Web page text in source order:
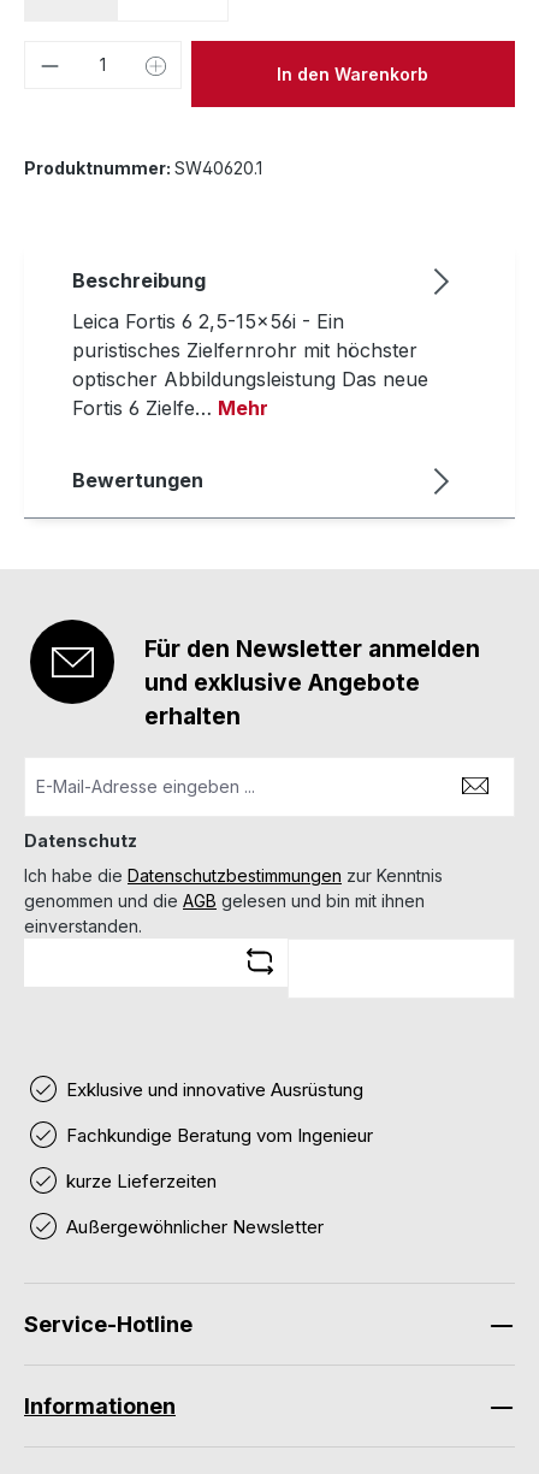
Produkt Anzahl: Gib denIn den Warenkorb
Produktnummer: SW40620.1
Beschreibung
Leica Fortis 6 2,5-15x56i - Ein
puristisches Zielfernrohr mit höchster
optischer Abbildungsleistung Das neue
Fortis 6 Zielfe… Mehr
Bewertungen
Für den Newsletter anmelden
und exklusive Angebote
erhalten
Datenschutz
Ich habe die Datenschutzbestimmungen zur Kenntnis
genommen und die AGB gelesen und bin mit ihnen
einverstanden.
Exklusive und innovative Ausrüstung
Fachkundige Beratung vom Ingenieur
kurze Lieferzeiten
Außergewöhnlicher Newsletter
Service-Hotline
Informationen